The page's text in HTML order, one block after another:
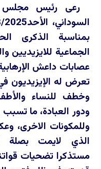
رعى رئيس مجلس
بمناسبة الذكرى
الجماعية للايزيديين
عصابات داعش
تعرض له الإيزيديون
وخطف للنساء
ودور العبادة، ما
وللمكونات الاخرى،
الذي لايمت بصلة
مستذكرا تضحيات